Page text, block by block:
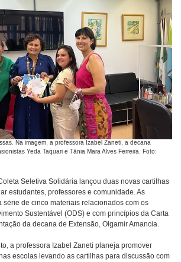
Na imagem, a professora Izabel Zaneti, a decana
Yeda Taquari e Tânia Mara Alves Ferreira. Foto:
Seletiva Solidária lançou duas novas cartilhas
estudantes, professores e comunidade. As
série de cinco materiais relacionados com os
Sustentável (ODS) e com princípios da Carta
da decana de Extensão, Olgamir Amancia.
a professora Izabel Zaneti planeja promover
escolas levando as cartilhas para discussão com